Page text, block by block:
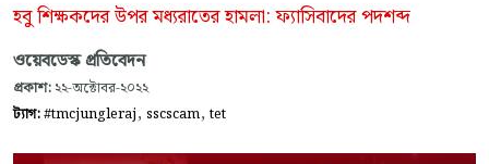
হবু শিক্ষকদের উপর মধ্যরাতের হামলা: ফ্যাসিবাদের পদশব্দ
ওয়েবডেস্ক প্রতিবেদন
প্রকাশ: ২২-অক্টোবর-২০২২
ট্যাগ:#tmcjungleraj, sscscam,tet